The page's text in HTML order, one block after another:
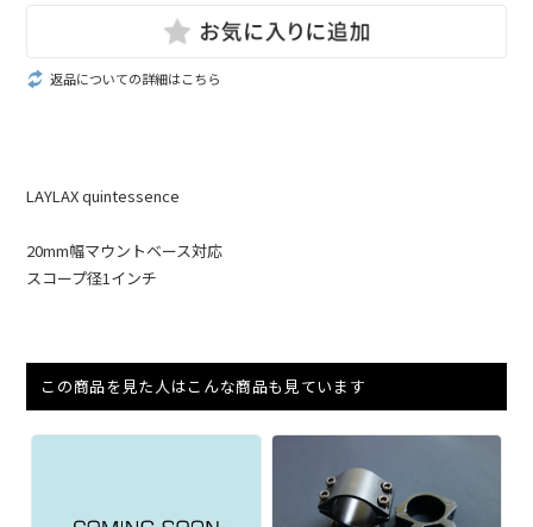
返品についての詳細はこちら
LAYLAX quintessence
20mm幅マウントベース対応
スコープ径1インチ
この商品を見た人はこんな商品も見ています